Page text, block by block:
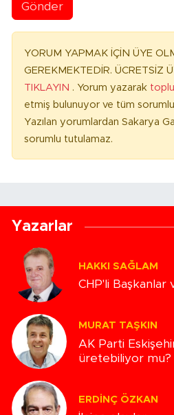
Gönder
YORUM YAPMAK İÇİN ÜYE
GEREKMEKTEDİR. ÜCRETSİZ
TIKLAYIN . Yorum yazarak
etmiş bulunuyor ve tüm
Yazılan yorumlardan Sakarya
sorumlu tutulamaz.
Yazarlar
HAKKI SAĞLAM
CHP'li Başkanlar
MURAT TAŞKIN
AK Parti
üretebiliyor mu?
ERDINÇ ÖZKAN